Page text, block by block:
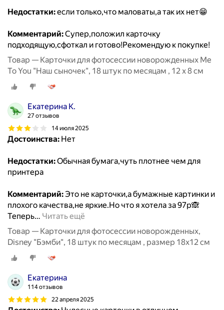
Недостатки:если только,что маловаты,а так их нет😁
Комментарий:Супер,положил карточку
подходящую,сфоткал и готово!Рекомендую к покупке!
Товар — Карточки для фотосессии новорожденных Me
To You "Наш сыночек", 18 штук по месяцам , 12 х 8 см
Екатерина К.
27 отзывов
14 июля 2025
Достоинства: Нет
Недостатки:Обычная бумага,чуть плотнее чем для
принтера
Комментарий:Это не карточки,а бумажные картинки и
плохого качества,не яркие.Но что я хотела за 97р🙈
Теперь… Читать ещё
Товар — Карточки для фотосессии новорожденных,
Disney "Бэмби", 18 штук по месяцам , размер 18х12 см
Екатерина
114 отзывов
22 апреля 2025